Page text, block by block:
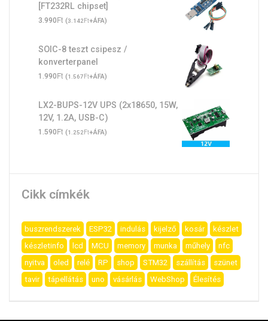
[FT232RL chipset]
3.990Ft (3.142Ft+ÁFA)
SOIC-8 teszt csipesz /
konverterpanel
1.990Ft (1.567Ft+ÁFA)
LX2-BUPS-12V UPS (2x18650, 15W,
12V, 1.2A, USB-C)
1.590Ft (1.252Ft+ÁFA)
Cikk címkék
buszrendszerek ESP32 indulás kijelző kosár
készlet
készletinfo
lcd MCU memory munka műhely
nfc
nyitva
oled relé RP shop STM32 szállítás
szünet
tavir
tápellátás uno vásárlás WebShop Élesítés